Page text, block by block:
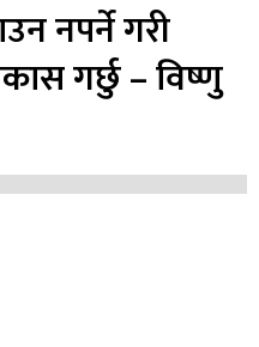
नपर्ने गरी
गर्छु – विष्णु